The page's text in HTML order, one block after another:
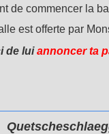
de commencer la
est offerte par
de luiannoncer ta